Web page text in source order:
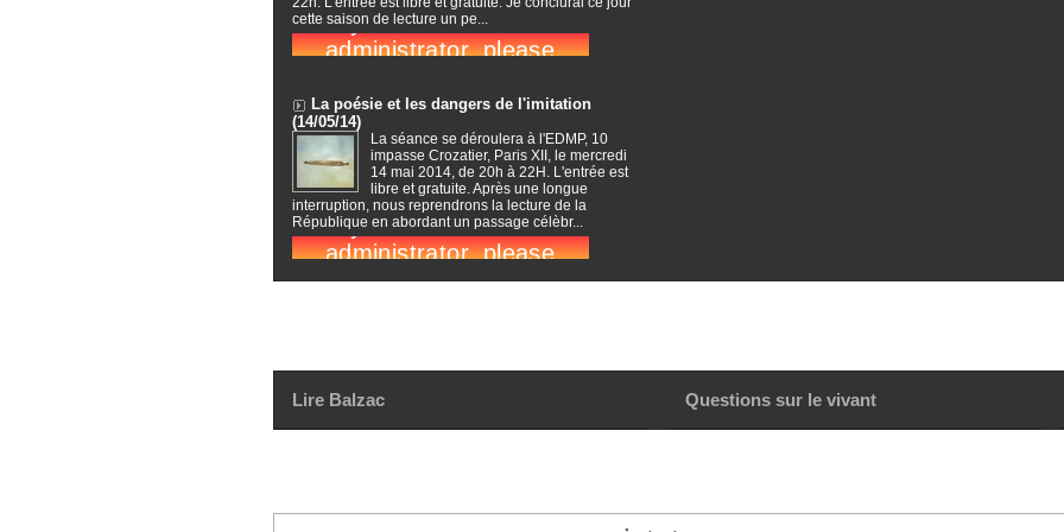
cette saison de lecture un pe...
La poésie et les dangers de l'imitation
(14/05/14)
La séance se déroulera à l'EDMP, 10
impasse Crozatier, Paris XII, le mercredi
14 mai 2014, de 20h à 22H. L'entrée est
libre et gratuite. Après une longue
interruption, nous reprendrons la lecture de la
République en abordant un passage célèbr...
Lire Balzac Questions sur le vivant